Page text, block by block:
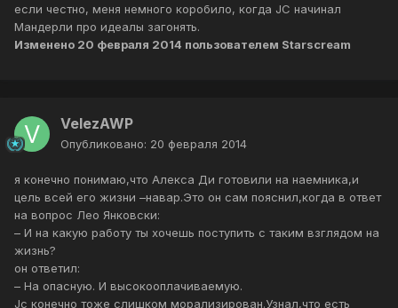
если честно, меня немного коробило, когда JC начинал
Мандерли про идеалы загонять.
Изменено 20 февраля 2014 пользователем Starscream
VelezAWP
Опубликовано: 20 февраля 2014
я конечно понимаю,что Алекса Ди готовили на наемника,и
цель всей его жизни –навар.Это он сам пояснил,когда в ответ
на вопрос Лео Янковски:
– И на какую работу ты хочешь поступить с таким взглядом на
жизнь?
он ответил:
– На опасную. И высокооплачиваемую.
Jc конечно тоже слишком морализирован.Узнал,что есть